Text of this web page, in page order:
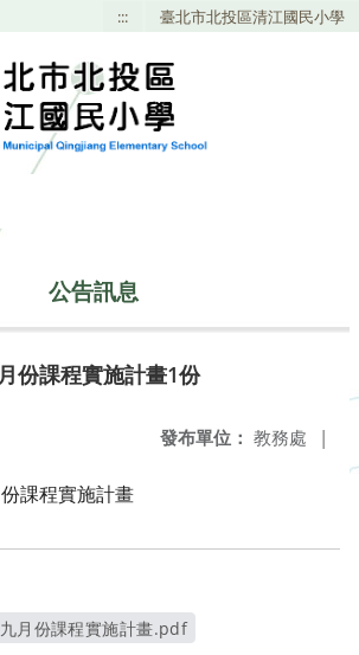
::: 臺北市北投區清江國民小學
公告訊息
份課程實施計畫1份
發布單位： 教務處 |
課程實施計畫
月份課程實施計畫.pdf